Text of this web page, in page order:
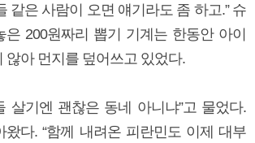
같은 사람이 오면 얘기라도 좀 하고.” 슈
은 200원짜리 뽑기 기계는 한동안 아이
않아 먼지를 덮어쓰고 있었다.
살기엔 괜찮은 동네 아니냐”고 물었다.
왔다. “함께 내려온 피란민도 이제 대부